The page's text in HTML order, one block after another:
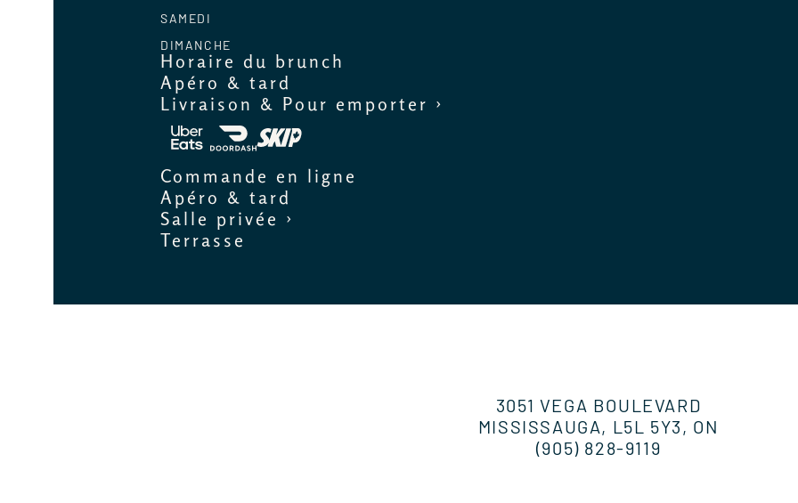
SAMEDI
DIMANCHE
Horaire du brunch
Apéro & tard
Livraison & Pour emporter ›
Commande en ligne
Apéro & tard
Salle privée ›
Terrasse
3051 VEGA BOULEVARD
MISSISSAUGA, L5L 5Y3, ON
(905) 828-9119